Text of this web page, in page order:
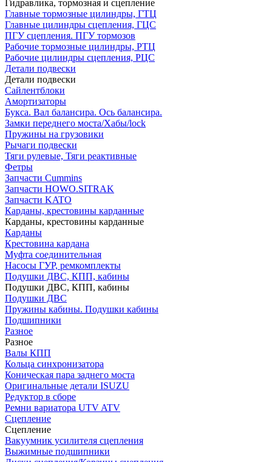
Гидравлика, тормозная и сцепление
Главные тормозные цилиндры, ГТЦ
Главные цилиндры сцепления, ГЦС
ПГУ сцепления. ПГУ тормозов
Рабочие тормозные цилиндры, РТЦ
Рабочие цилиндры сцепления, РЦС
Детали подвески
Детали подвески
Cайлентблоки
Амортизаторы
Букса. Вал балансира. Ось балансира.
Замки переднего моста/Хабы/lock
Пружины на грузовики
Рычаги подвески
Тяги рулевые, Тяги реактивные
Фетры
Запчасти Cummins
Запчасти HOWO.SITRAK
Запчасти KATO
Карданы, крестовины карданные
Карданы, крестовины карданные
Карданы
Крестовина кардана
Муфта соединительная
Насосы ГУР, ремкомплекты
Подушки ДВС, КПП, кабины
Подушки ДВС, КПП, кабины
Подушки ДВС
Пружины кабины. Подушки кабины
Подшипники
Разное
Разное
Валы КПП
Кольца синхронизатора
Коническая пара заднего моста
Оригинальные детали ISUZU
Редуктор в сборе
Ремни вариатора UTV ATV
Сцепление
Сцепление
Вакуумник усилителя сцепления
Выжимные подшипники